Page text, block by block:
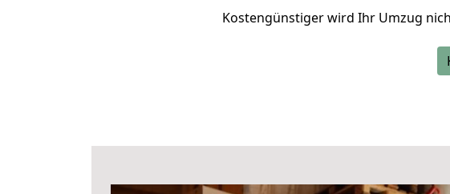
Kostengünstiger wird Ihr Umzug